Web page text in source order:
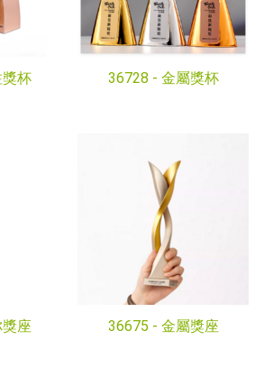
杯 36728 - 金屬獎杯
座 36675 - 金屬獎座